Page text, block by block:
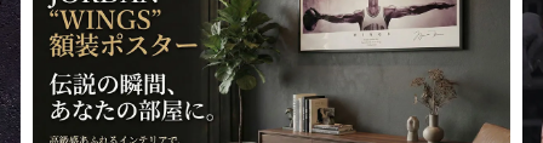
20,700円(税込)